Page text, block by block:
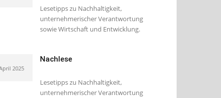
Lesetipps zu Nachhaltigkeit,
unternehmerischer Verantwortung
sowie Wirtschaft und Entwicklung.
Nachlese
2025
Lesetipps zu Nachhaltigkeit,
unternehmerischer Verantwortung